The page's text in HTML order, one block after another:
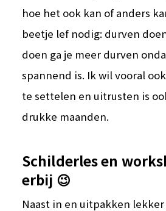
hoe het ook kan of anders
beetje lef nodig: durven
doen ga je meer durven
spannend is. Ik wil vooral
te settelen en uitrusten is
drukke maanden.
Schilderles en
erbij 😉
Naast in en uitpakken